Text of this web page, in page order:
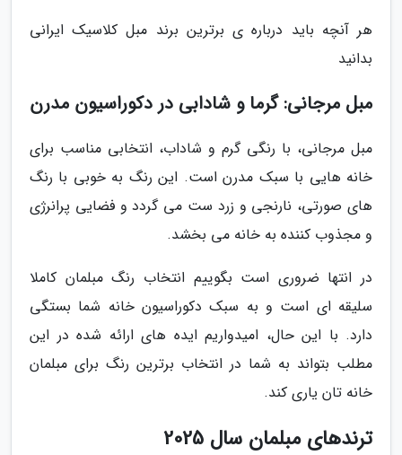
هر آنچه باید درباره ی برترین برند مبل کلاسیک ایرانی
بدانید
مبل مرجانی: گرما و شادابی در دکوراسیون مدرن
مبل مرجانی، با رنگی گرم و شاداب، انتخابی مناسب برای
خانه هایی با سبک مدرن است. این رنگ به خوبی با رنگ
های صورتی، نارنجی و زرد ست می گردد و فضایی پرانرژی
و مجذوب کننده به خانه می بخشد.
در انتها ضروری است بگوییم انتخاب رنگ مبلمان کاملا
سلیقه ای است و به سبک دکوراسیون خانه شما بستگی
دارد. با این حال، امیدواریم ایده های ارائه شده در این
مطلب بتواند به شما در انتخاب برترین رنگ برای مبلمان
خانه تان یاری کند.
ترندهای مبلمان سال 2025